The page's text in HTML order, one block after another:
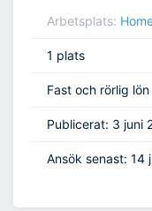
Arbetsplats:
1 plats
Fast och rörlig lön
Publicerat: 3 juni
Ansök senast: 14